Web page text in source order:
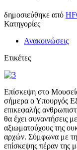
δημοσιεύθηκε από
Κατηγορίες
Ανακοινώσεις
Ετικέτες
Επίσκεψη στο
σήμερα ο Υπουργός
επικεφαλής
θα έχει συναντήσεις
αξιωματούχους της
αρχών. Σύμφωνα με
επίσκεψης πέραν της